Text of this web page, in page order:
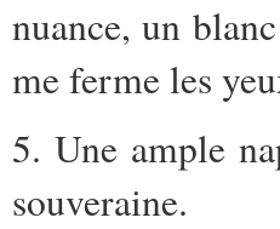
nuance, un
me ferme les
5. Une ample
souveraine.